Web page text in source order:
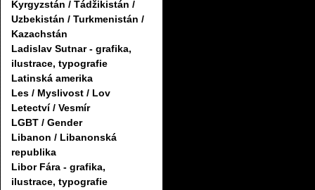
Kyrgyzstán / Tádžikistán /
Uzbekistán / Turkmenistán /
Kazachstán
Ladislav Sutnar - grafika,
ilustrace, typografie
Latinská amerika
Les / Myslivost / Lov
Letectví / Vesmír
LGBT / Gender
Libanon / Libanonská
republika
Libor Fára - grafika,
ilustrace, typografie